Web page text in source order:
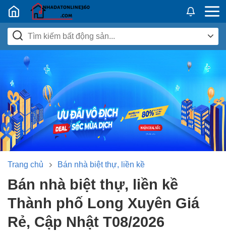
Nhadatban24h.vn
Trang chủ Bán nhà biệt thự, liền kề
Bán nhà biệt thự, liền kề
Thành phố Long Xuyên Giá
Rẻ, Cập Nhật T08/2026